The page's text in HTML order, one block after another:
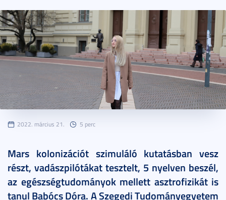
2022. március 21. 5 perc
Mars kolonizációt szimuláló kutatásban vesz
részt, vadászpilótákat tesztelt, 5 nyelven beszél,
az egészségtudományok mellett asztrofizikát is
tanul Babócs Dóra. A Szegedi Tudományegyetem